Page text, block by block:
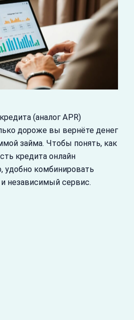
(аналог APR)
дороже вы вернёте денег
займа. Чтобы понять, как
кредита онлайн
удобно комбинировать
независимый сервис.